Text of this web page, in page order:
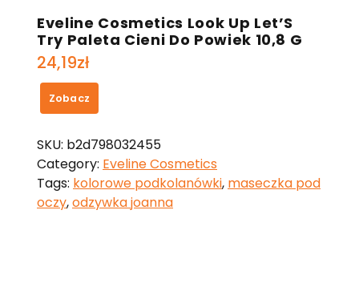
Eveline Cosmetics Look Up Let’S
Try Paleta Cieni Do Powiek 10,8 G
24,19zł
Zobacz
SKU: b2d798032455
Category: Eveline Cosmetics
Tags: kolorowe podkolanówki, maseczka pod
oczy,odzywka joanna